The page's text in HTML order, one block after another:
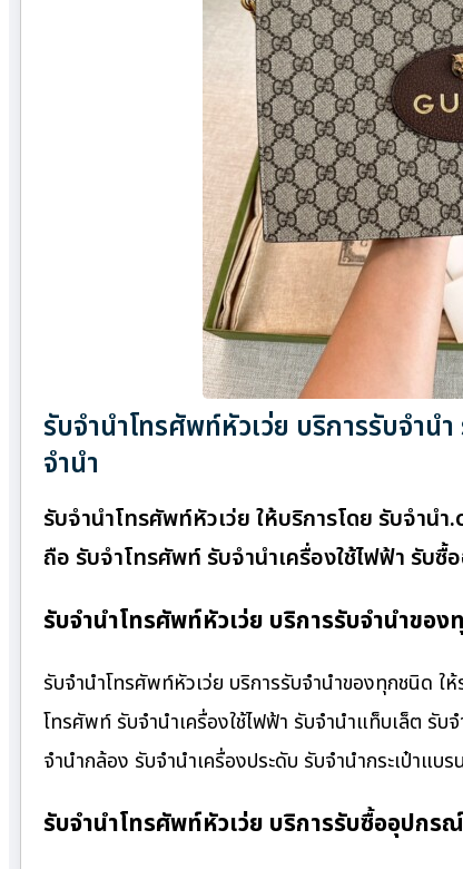
รับจำนำโทรศัพท์หัวเว่ย บริการรับจำ
จำนำ
รับจำนำโทรศัพท์หัวเว่ย ให้บริการโดย รับจํานํ
ถือ รับจำโทรศัพท์ รับจำนำเครื่องใช้ไฟฟ้า รับ
รับจำนำโทรศัพท์หัวเว่ย บริการรับจำนำขอ
รับจำนำโทรศัพท์หัวเว่ย บริการรับจำนำของทุกชนิด ใ
โทรศัพท์ รับจำนำเครื่องใช้ไฟฟ้า รับจำนำแท็บเล็ต รั
จำนำกล้อง รับจำนำเครื่องประดับ รับจำนำกระเป๋าแ
รับจำนำโทรศัพท์หัวเว่ย บริการรับซื้ออุปกร